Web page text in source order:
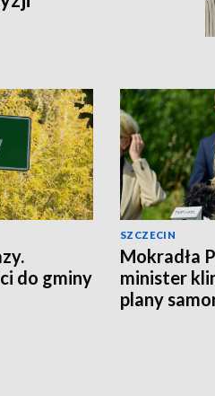
do gminy
SZCZECIN
Mokradła
minister
plany